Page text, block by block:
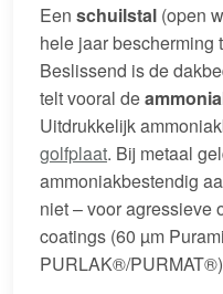
Een schuilstal (open
hele jaar bescherming
Beslissend is de
telt vooral de
Uitdrukkelijk
golfplaat. Bij metaal
ammoniakbestendig
niet – voor agressieve
coatings (60 µm
PURLAK®/